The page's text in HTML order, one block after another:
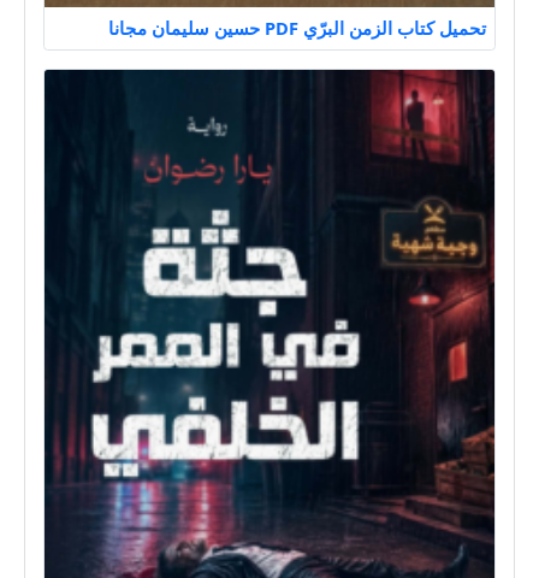
تحميل كتاب الزمن البرّي PDF حسين سليمان مجانا